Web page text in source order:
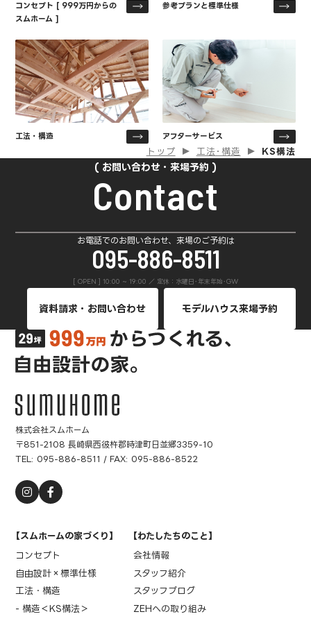
コンセプト [ 999万円からの
スムホーム ]
参考プランと標準仕様
工法・構造 アフターサービス
トップ 工法･構造 KS構法
お問い合わせ・来場予約
Contact
お電話でのお問い合わせ、来場のご予約は
095-886-8511
[ OPEN ] 10:00 ~ 19:00 ／ 定休：水曜日･年末年始･GW
資料請求・お問い合わせ モデルハウス来場予約
株式会社スムホーム
〒851-2108 長崎県西彼杵郡時津町日並郷3359-10
TEL: 095-886-8511 / FAX: 095-886-8522
【スムホームの家づくり】
コンセプト
自由設計×標準仕様
工法・構造
- 構造＜KS構法＞
【わたしたちのこと】
会社情報
スタッフ紹介
スタッフブログ
ZEHへの取り組み